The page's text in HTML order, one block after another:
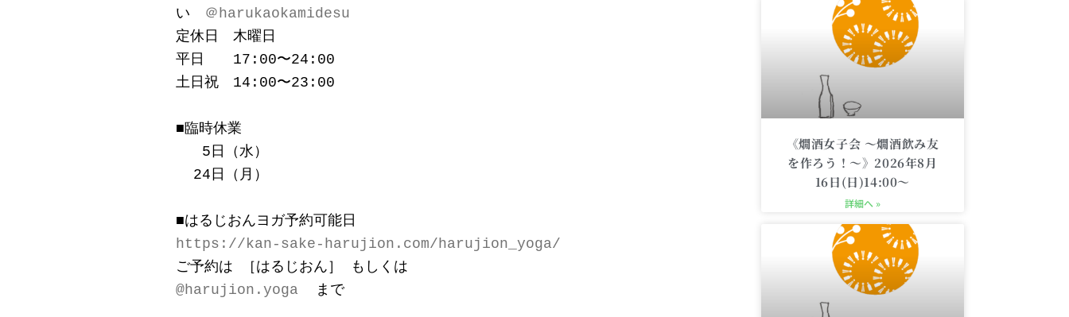
い ＠harukaokamidesu
定休日　木曜日
平日　　17:00〜24:00
土日祝　14:00〜23:00
■臨時休業
   5日（水）
  24日（月）
■はるじおんヨガ予約可能日
https://kan-sake-harujion.com/harujion_yoga/
ご予約は ［はるじおん］ もしくは
@harujion.yoga
  まで
《燗酒女子会 〜燗酒飲み友
を作ろう！〜》2026年8月
16日(日)14:00〜
詳細へ »